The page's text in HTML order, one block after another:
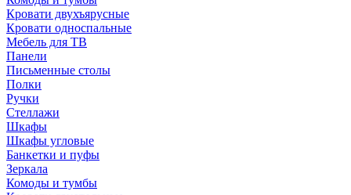
Кровати двухъярусные
Кровати односпальные
Мебель для ТВ
Панели
Письменные столы
Полки
Ручки
Стеллажи
Шкафы
Шкафы угловые
Банкетки и пуфы
Зеркала
Комоды и тумбы